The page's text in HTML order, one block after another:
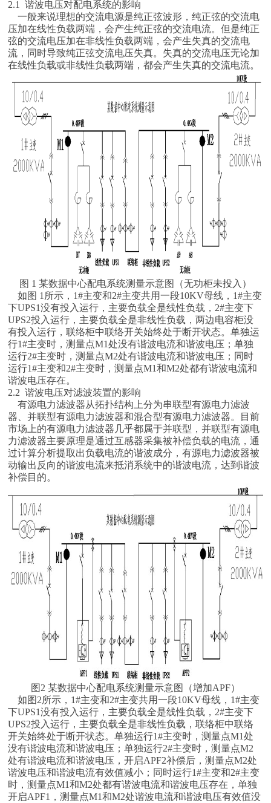
2.1 谐波电压对配电系统的影响
一般来说理想的交流电源是纯正弦波形，纯正弦的交流电
压加在线性负载两端，会产生纯正弦的交流电流。但是纯正
弦的交流电压加在非线性负载两端，会产生失真的交流电
流，同时导致纯正弦交流电压失真。失真的交流电压无论加
在线性负载或非线性负载两端，都会产生失真的交流电流。
图 1 某数据中心配电系统测量示意图（无功柜未投入）
如图 1所示，1#主变和2#主变共用一段10KV母线，1#主变
下UPS1没有投入运行，主要负载全是线性负载，2#主变下
UPS2投入运行，主要负载全是非线性负载，两边电容柜没
有投入运行，联络柜中联络开关始终处于断开状态。单独运
行1#主变时，测量点M1处没有谐波电流和谐波电压；单独
运行2#主变时，测量点M2处有谐波电流和谐波电压；同时
运行1#主变和2#主变时，测量点M1和M2处都有谐波电流和
谐波电压存在。
2.2 谐波电压对滤波装置的影响
有源电力滤波器从拓扑结构上分为串联型有源电力滤波
器、并联型有源电力滤波器和混合型有源电力滤波器。目前
市场上的有源电力滤波器几乎都属于并联型，并联型有源电
力滤波器主要原理是通过互感器采集被补偿负载的电流，通
过计算分析提取出负载电流的谐波成分，有源电力滤波器被
动输出反向的谐波电流来抵消系统中的谐波电流，达到谐波
补偿目的。
图2 某数据中心配电系统测量示意图（增加APF）
如图2所示，1#主变和2#主变共用一段10KV母线，1#主变
下UPS1没有投入运行，主要负载全是线性负载，2#主变下
UPS2投入运行，主要负载全是非线性负载，联络柜中联络
开关始终处于断开状态。单独运行1#主变时，测量点M1处
没有谐波电流和谐波电压；单独运行2#主变时，测量点M2
处有谐波电流和谐波电压，开启APF2补偿后，测量点M2处
谐波电压和谐波电流有效值减小；同时运行1#主变和2#主变
时，测量点M1和M2处都有谐波电流和谐波电压存在，单独
开启APF1，测量点M1和M2处谐波电流和谐波电压有效值没